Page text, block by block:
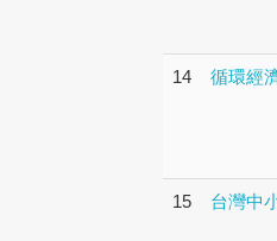
14 循環經
15 台灣中